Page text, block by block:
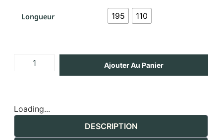
Longueur 195 110
Ajouter Au Panier
Loading...
DESCRIPTION